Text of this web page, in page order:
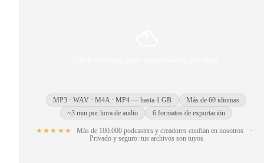
MP3 · WAV · M4A · MP4 — hasta 1 GB
Más de 60 idiomas
~3 min por hora de audio
6 formatos de exportación
★★★★★ Más de 100.000 podcasters y creadores confían en nosotros
·
Privado y seguro: tus archivos son tuyos